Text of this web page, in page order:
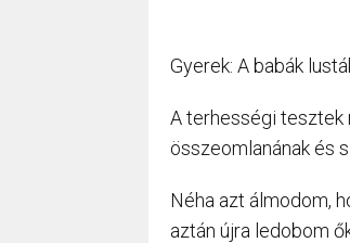
Gyerek: A babák
A terhességi tesztek
összeomlanának és
Néha azt álmodom,
aztán újra ledobom